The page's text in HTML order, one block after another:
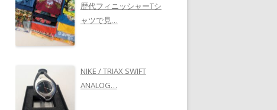
歴代フィニッシャーTシ
ャツで見…
NIKE / TRIAX SWIFT
ANALOG…